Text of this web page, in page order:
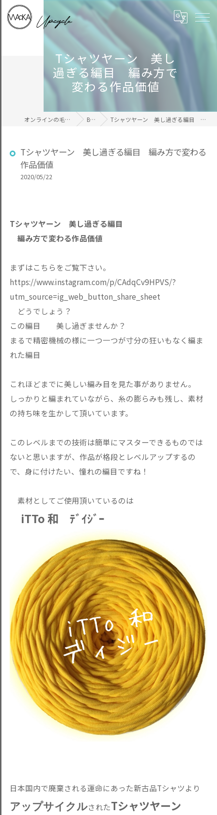
Tシャツヤーン 美し
過ぎる編目 編み方で
変わる作品価値
オンラインの毛糸ならWAcKA BLOG Tシャツヤーン 美し過ぎる編目 編み方で変わる作品価値
Tシャツヤーン 美し過ぎる編目 編み方で変わる
作品価値
2020/05/22
Tシャツヤーン 美し過ぎる編目
編み方で変わる作品価値
まずはこちらをご覧下さい。
https://www.instagram.com/p/CAdqCv9HPVS/?
utm_source=ig_web_button_share_sheet
どうでしょう？
この編目 美し過ぎませんか？
まるで精密機械の様に一つ一つが寸分の狂いもなく編ま
れた編目
これほどまでに美しい編み目を見た事がありません。
しっかりと編まれていながら、糸の膨らみも残し、素材
の持ち味を生かして頂いています。
このレベルまでの技術は簡単にマスターできるものでは
ないと思いますが、作品が格段とレベルアップするの
で、身に付けたい、憧れの編目ですね！
素材としてご使用頂いているのは
iTTo 和 ﾃﾞｲｼﾞｰ
日本国内で廃棄される運命にあった新古品Tシャツより
アップサイクルされたTシャツヤーン